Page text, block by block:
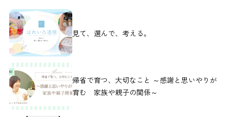
見て、選んで、考える。
帰省で育つ、大切なこと ～感謝と思いやりが
育む 家族や親子の関係～